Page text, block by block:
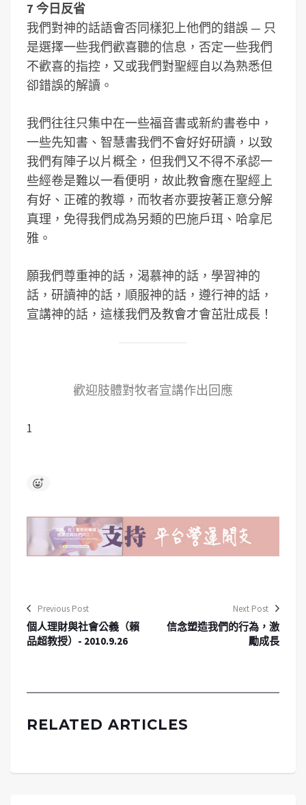
7 今日反省
我們對神的話語會否同樣犯上他們的錯誤 — 只
是選擇一些我們歡喜聽的信息，否定一些我們
不歡喜的指控，又或我們對聖經自以為熟悉但
卻錯誤的解讀。
我們往往只集中在一些福音書或新約書卷中，
一些先知書、智慧書我們不會好好研讀，以致
我們有陣子以片概全，但我們又不得不承認一
些經卷是難以一看便明，故此教會應在聖經上
有好、正確的教導，而牧者亦要按著正意分解
真理，免得我們成為另類的巴施戶珥、哈拿尼
雅。
願我們尊重神的話，渴慕神的話，學習神的
話，研讀神的話，順服神的話，遵行神的話，
宣講神的話，這樣我們及教會才會茁壯成長！
歡迎肢體對牧者宣講作出回應
1
Previous Post
個人理財與社會公義（賴
品超教授）- 2010.9.26
Next Post
信念塑造我們的行為，激
勵成長
RELATED ARTICLES